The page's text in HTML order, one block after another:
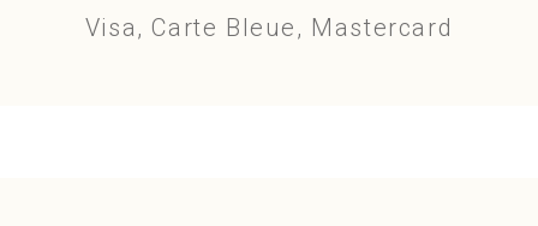
Visa, Carte Bleue, Mastercard